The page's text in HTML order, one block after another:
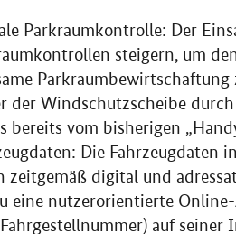
Parkraumkontrolle: Der
steigern, um
der Windschutzscheibe
bereits vom bisherigen
Die Fahrzeugdaten
zeitgemäß digital und
eine nutzerorientierte
Fahrgestellnummer) auf